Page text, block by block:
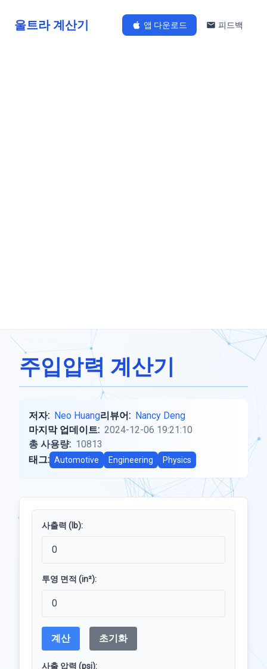
울트라 계산기 앱 다운로드 피드백
주입압력 계산기
저자: Neo Huang리뷰어: Nancy Deng
마지막 업데이트: 2024-12-06 19:21:10
총 사용량: 10813
태그: Automotive Engineering Physics
사출력 (lb):
투영 면적 (in²):
계산 초기화
사출 압력 (psi):